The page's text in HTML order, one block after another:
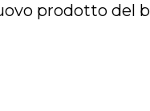
prodotto del